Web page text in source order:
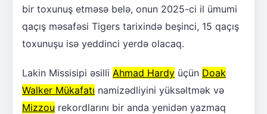
bir toxunuş etməsə belə, onun 2025-ci il ümumi
qaçış məsafəsi Tigers tarixində beşinci, 15 qaçış
toxunuşu isə yeddinci yerdə olacaq.
Lakin Missisipi əsilli Ahmad Hardy üçün Doak
Walker Mükafatı namizədliyini yüksəltmək və
Mizzou rekordlarını bir anda yenidən yazmaq